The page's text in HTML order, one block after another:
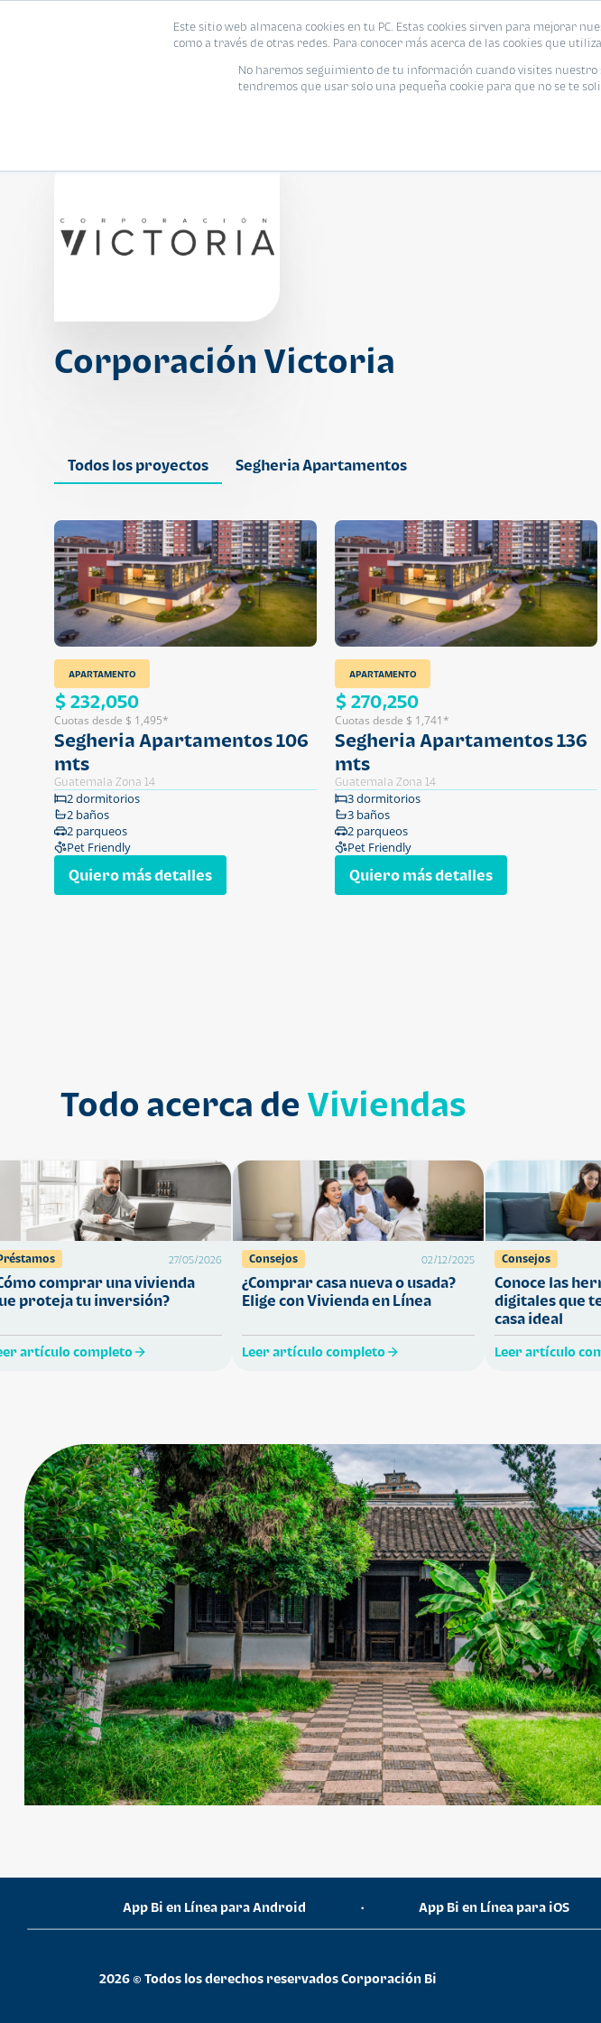
Este sitio web almacena cookies en tu PC. Estas cookies sirven para mejorar
como a través de otras redes. Para conocer más acerca de las cookies que
No haremos seguimiento de tu información cuando visites
tendremos que usar solo una pequeña cookie para que no se te
Corporación Victoria
Todos los proyectos Segheria Apartamentos
APARTAMENTO
$ 232,050
Cuotas desde $ 1,495*
Segheria Apartamentos 106
mts
Guatemala Zona 14
2 dormitorios
2 baños
2 parqueos
Pet Friendly
Quiero más detalles
APARTAMENTO
$ 270,250
Cuotas desde $ 1,741*
Segheria Apartamentos 136
mts
Guatemala Zona 14
3 dormitorios
3 baños
2 parqueos
Pet Friendly
Quiero más detalles
Todo acerca de Viviendas
Viviendas Eventos
27/05/2026
comprar una vivienda
proteja tu inversión?
artículo completo
Consejos 02/12/2025
¿Comprar casa nueva o usada?
Elige con Vivienda en Línea
Leer artículo completo
Consejos
Conoce las
digitales que
casa ideal
Leer artículo
¿Necesitas ayuda?
App Bi en Línea para Android • App Bi en Línea para iOS
2026 © Todos los derechos reservados Corporación Bi